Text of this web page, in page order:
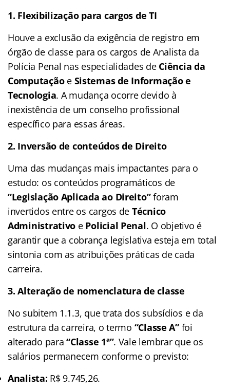
1. Flexibilização para cargos de TI
Houve a exclusão da exigência de registro em
órgão de classe para os cargos de Analista da
Polícia Penal nas especialidades de Ciência da
Computaçãoe Sistemas de Informação e
Tecnologia. A mudança ocorre devido à
inexistência de um conselho profissional
específico para essas áreas.
2. Inversão de conteúdos de Direito
Uma das mudanças mais impactantes para o
estudo: os conteúdos programáticos de
“Legislação Aplicada ao Direito”foram
invertidos entre os cargos de Técnico
Administrativo e Policial Penal. O objetivo é
garantir que a cobrança legislativa esteja em total
sintonia com as atribuições práticas de cada
carreira.
3. Alteração de nomenclatura de classe
No subitem 1.1.3, que trata dos subsídios e da
estrutura da carreira, o termo “Classe A”foi
alterado para“Classe 1ª”. Vale lembrar que os
salários permanecem conforme o previsto:
Analista: R$ 9.745,26.